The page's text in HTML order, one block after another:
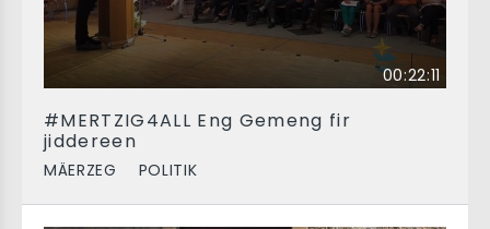
00:22:11
#MERTZIG4ALL Eng Gemeng fir
jiddereen
MÄERZEG POLITIK